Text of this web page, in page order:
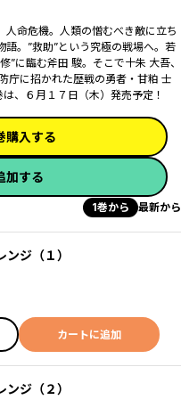
命危機。人類の憎むべき敵に立ち
。”救助”という究極の戦場へ。若
”に臨む斧田 駿。そこで十朱 大吾、
庁に招かれた歴戦の勇者・甘粕 士
、６月１７日（木）発売予定！
購入する
加する
1巻から 最新から
ジ（１）
カートに追加
ジ（２）